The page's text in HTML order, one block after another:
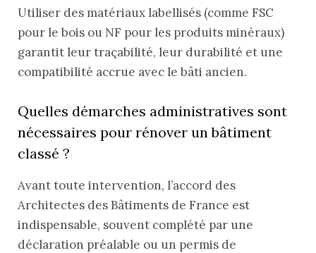
Utiliser des matériaux labellisés (comme FSC
pour le bois ou NF pour les produits minéraux)
garantit leur traçabilité, leur durabilité et une
compatibilité accrue avec le bâti ancien.
Quelles démarches administratives sont
nécessaires pour rénover un bâtiment
classé ?
Avant toute intervention, l’accord des
Architectes des Bâtiments de France est
indispensable, souvent complété par une
déclaration préalable ou un permis de